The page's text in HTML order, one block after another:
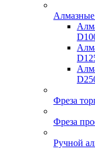
Фреза
Фреза
Ручной